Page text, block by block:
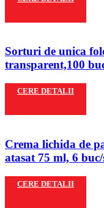
Sorturi de unica
transparent,100
CERE DETALII
Crema lichida de
atasat 75 ml, 6 buc/
CERE DETALII